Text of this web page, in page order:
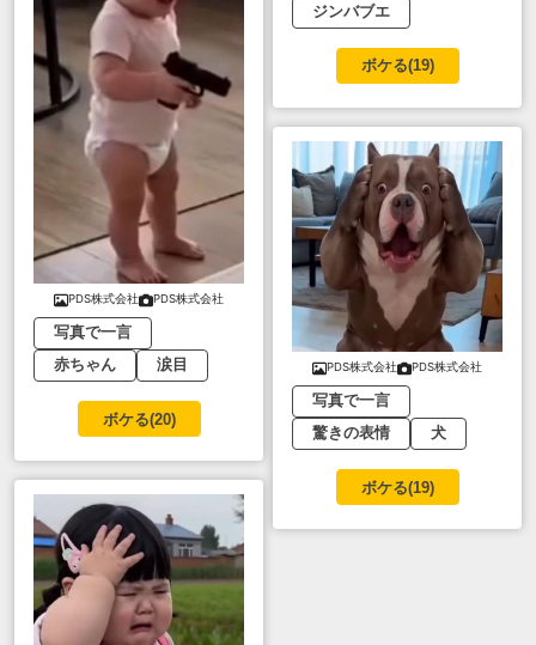
PDS株式会社 PDS株式会社
写真で一言
赤ちゃん
涙目
ボケる(20)
ジンバブエ
ボケる(19)
PDS株式会社 PDS株式会社
写真で一言
驚きの表情
犬
ボケる(19)